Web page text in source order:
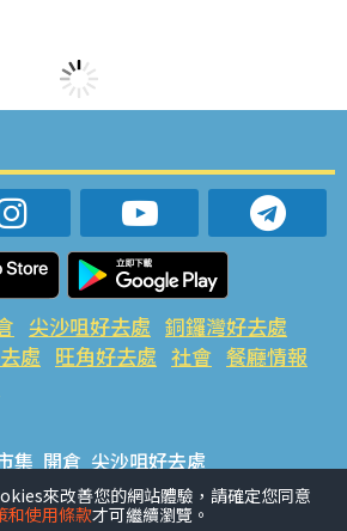
尖沙咀好去處 銅鑼灣好去處
處 旺角好去處 社會 餐廳情報
集 開倉 尖沙咀好去處
處 荃灣好去處 旺角好去處 社會
來改善您的網站體驗，請確定您同意
和使用條款才可繼續瀏覽。